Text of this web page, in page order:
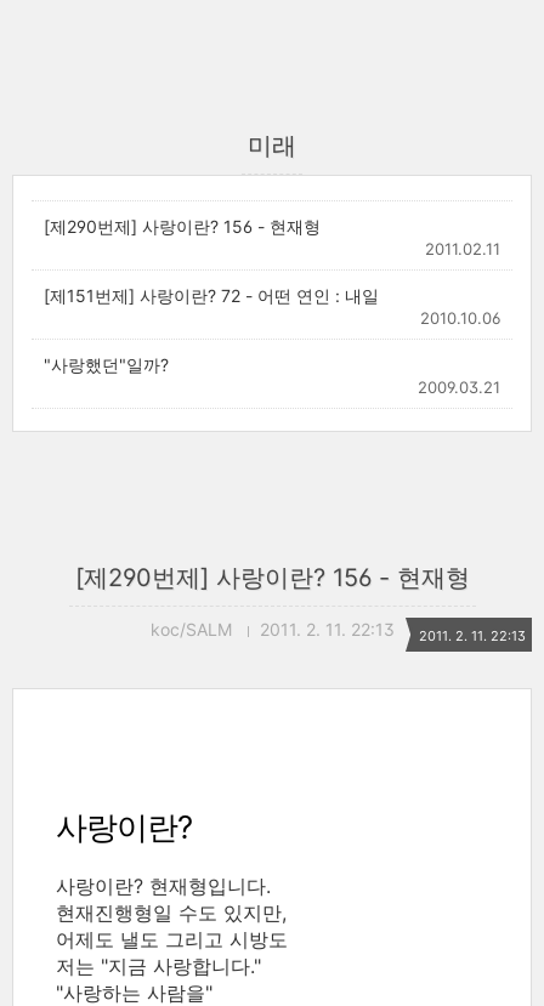
미래
[제290번제] 사랑이란? 156 - 현재형
2011.02.11
[제151번제] 사랑이란? 72 - 어떤 연인 : 내일
2010.10.06
"사랑했던"일까?
2009.03.21
[제290번제] 사랑이란? 156 - 현재형
koc/SALM 2011. 2. 11. 22:13 2011. 2. 11. 22:13
사랑이란?
사랑이란? 현재형입니다.
현재진행형일 수도 있지만,
어제도 낼도 그리고 시방도
저는 "지금 사랑합니다."
"사랑하는 사람을"